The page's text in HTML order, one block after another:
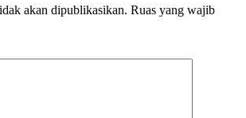
akan dipublikasikan. Ruas yang wajib